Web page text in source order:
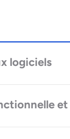
logiciels